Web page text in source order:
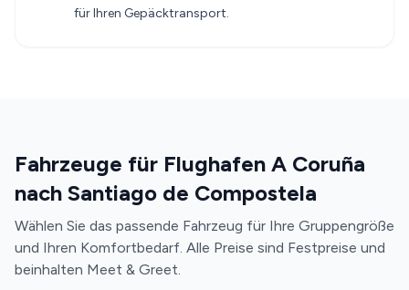
für Ihren Gepäcktransport.
Fahrzeuge für Flughafen A Coruña
nach Santiago de Compostela
Wählen Sie das passende Fahrzeug für Ihre Gruppengröße
und Ihren Komfortbedarf. Alle Preise sind Festpreise und
beinhalten Meet & Greet.